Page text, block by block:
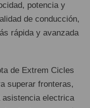
potencia y
de conducción,
rápida y avanzada
de Extrem Cicles
superar fronteras,
asistencia electrica